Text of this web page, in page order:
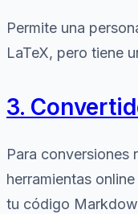
Permite una
LaTeX, pero tiene
3.
Para conversiones
herramientas
tu código